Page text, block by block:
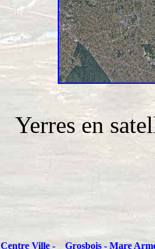
Yerres en
Centre Ville -
Grosbois - Mare